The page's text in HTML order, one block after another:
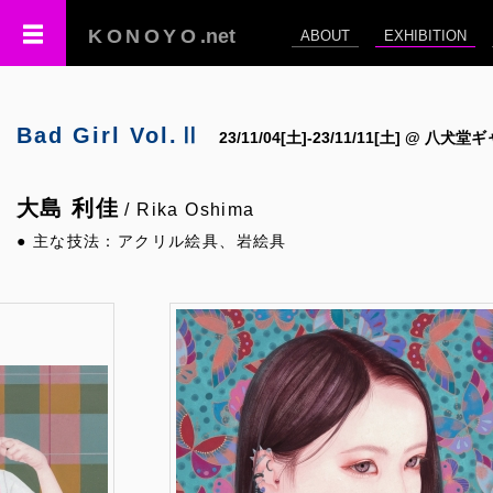
KONOYO .net ABOUT EXHIBITION
Bad Girl Vol.Ⅱ 23/11/04[土]-23/11/11[土] @ 八犬堂ギ
大島 利佳 / Rika Oshima
● 主な技法：アクリル絵具、岩絵具